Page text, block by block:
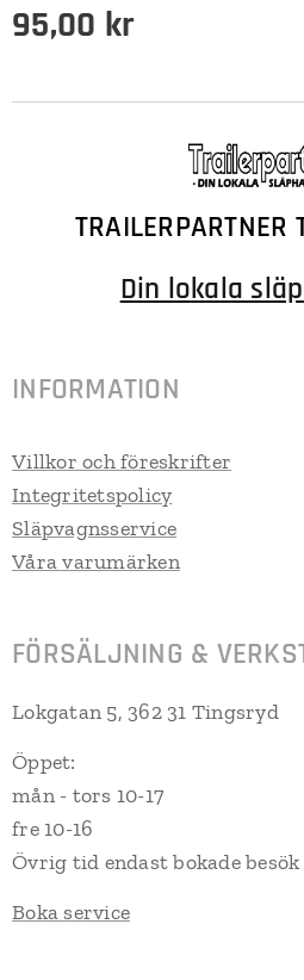
95,00 kr
TRAILERPARTNER
Din lokala
INFORMATION
Villkor och föreskrifter
Integritetspolicy
Släpvagnsservice
Våra varumärken
FÖRSÄLJNING &
Lokgatan 5, 362 31 Tingsryd
Öppet:
mån - tors 10-17
fre 10-16
Övrig tid endast bokade besök
Boka service